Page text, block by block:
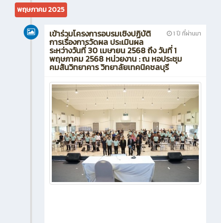
พฤษภาคม 2025
1 ปี ที่ผ่านมา
เข้าร่วมโครงการอบรมเชิงปฏิบัติ
การเรื่องการวัดผล ประเมินผล
ระหว่างวันที่ 30 เมษายน 2568 ถึง วันที่ 1
พฤษภาคม 2568 หน่วยงาน : ณ หอประชุม
คมสันวิทยาคาร วิทยาลัยเทคนิคชลบุรี